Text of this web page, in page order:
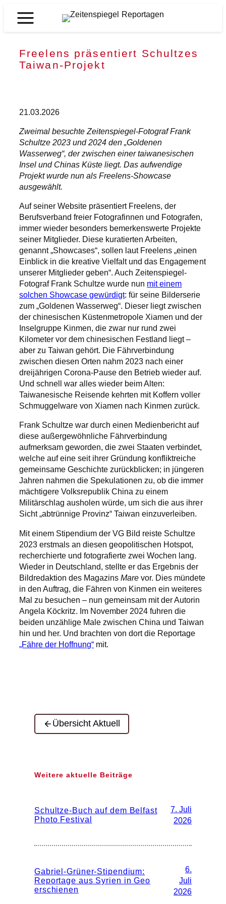
Inhalt
Zeitenspiegel
Freelens präsentiert Schultzes
Taiwan-Projekt
21.03.2026
Zweimal besuchte Zeitenspiegel-Fotograf Frank
Schultze 2023 und 2024 den „Goldenen
Wasserweg“, der zwischen einer taiwanesischen
Insel und Chinas Küste liegt. Das aufwendige
Projekt wurde nun als Freelens-Showcase
ausgewählt.
Auf seiner Website präsentiert Freelens, der
Berufsverband freier Fotografinnen und Fotografen,
immer wieder besonders bemerkenswerte Projekte
seiner Mitglieder. Diese kuratierten Arbeiten,
genannt „Showcases“, sollen laut Freelens „einen
Einblick in die kreative Vielfalt und das Engagement
unserer Mitglieder geben“. Auch Zeitenspiegel-
Fotograf Frank Schultze wurde nun mit einem
solchen Showcase gewürdigt: für seine Bilderserie
zum „Goldenen Wasserweg“. Dieser liegt zwischen
der chinesischen Küstenmetropole Xiamen und der
Inselgruppe Kinmen, die zwar nur rund zwei
Kilometer vor dem chinesischen Festland liegt –
aber zu Taiwan gehört. Die Fährverbindung
zwischen diesen Orten nahm 2023 nach einer
dreijährigen Corona-Pause den Betrieb wieder auf.
Und schnell war alles wieder beim Alten:
Taiwanesische Reisende kehrten mit Koffern voller
Schmuggelware von Xiamen nach Kinmen zurück.
Frank Schultze war durch einen Medienbericht auf
diese außergewöhnliche Fährverbindung
aufmerksam geworden, die zwei Staaten verbindet,
welche auf eine seit ihrer Gründung konfliktreiche
gemeinsame Geschichte zurückblicken; in jüngeren
Jahren nahmen die Spekulationen zu, ob die immer
mächtigere Volksrepublik China zu einem
Militärschlag ausholen würde, um sich die aus ihrer
Sicht „abtrünnige Provinz“ Taiwan einzuverleiben.
Mit einem Stipendium der VG Bild reiste Schultze
2023 erstmals an diesen geopolitischen Hotspot,
recherchierte und fotografierte zwei Wochen lang.
Wieder in Deutschland, stellte er das Ergebnis der
Bildredaktion des MagazinsMare vor. Dies mündete
in den Auftrag, die Fähren von Kinmen ein weiteres
Mal zu besuchen – nun gemeinsam mit der Autorin
Angela Köckritz. Im November 2024 fuhren die
beiden unzählige Male zwischen China und Taiwan
hin und her. Und brachten von dort die Reportage
„Fähre der Hoffnung“ mit.
Übersicht Aktuell
Weitere aktuelle Beiträge
Schultze-Buch auf dem Belfast
Photo Festival
7. Juli
2026
Gabriel-Grüner-Stipendium:
Reportage aus Syrien in Geo
erschienen
6.
Juli
2026